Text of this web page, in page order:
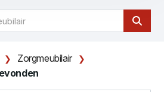
Zorgmeubilair